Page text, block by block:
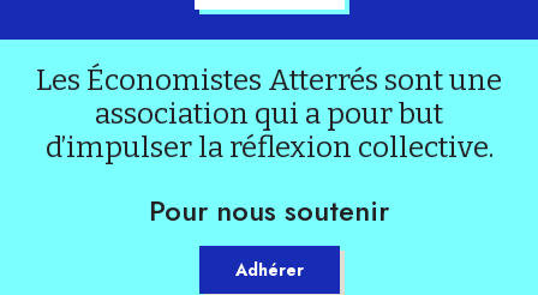
Les Économistes Atterrés sont une
association qui a pour but
d’impulser la réflexion collective.
Pour nous soutenir
Adhérer